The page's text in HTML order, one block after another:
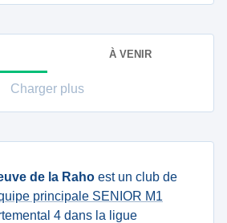
À VENIR
Charger plus
de la Raho est un club de
principale SENIOR M1
4 dans la ligue